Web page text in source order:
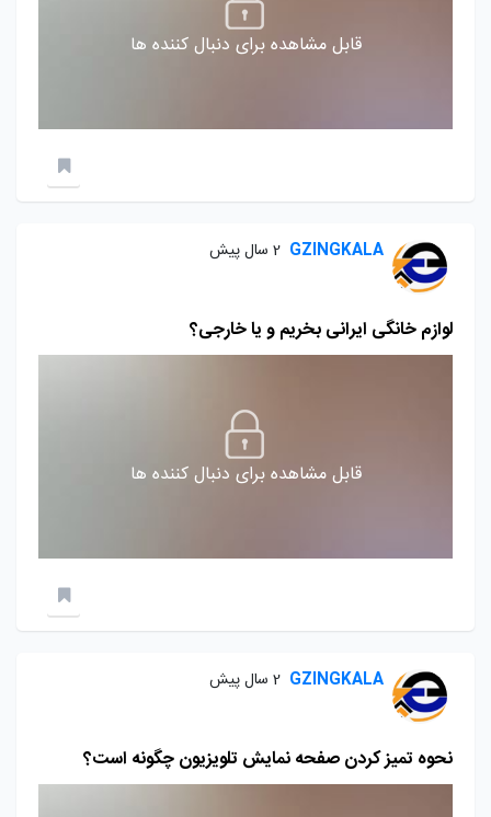
قابل مشاهده برای دنبال کننده ها
GZINGKALA 2 سال پیش
لوازم خانگی ایرانی بخریم و یا خارجی؟
قابل مشاهده برای دنبال کننده ها
GZINGKALA 2 سال پیش
نحوه تمیز کردن صفحه نمایش تلویزیون چگونه است؟